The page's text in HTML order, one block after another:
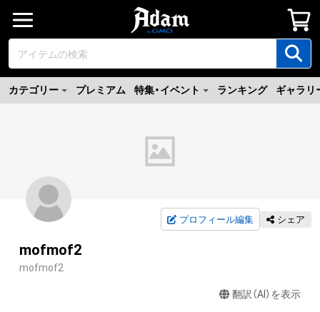
カテゴリー プレミアム 特集・イベント ランキング ギャラリ
プロフィール編集 シェア
mofmof2
mofmof2
翻訳（AI）を表示